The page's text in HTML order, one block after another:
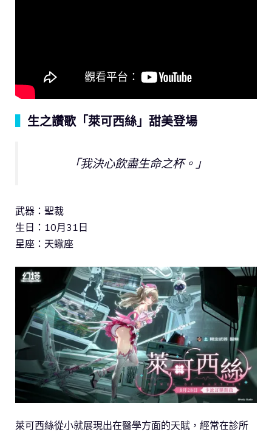
生之讚歌「萊可西絲」甜美登場
「我決心飲盡生命之杯。」
武器：聖裁
生日：10月31日
星座：天蠍座
萊可西絲從小就展現出在醫學方面的天賦，經常在診所